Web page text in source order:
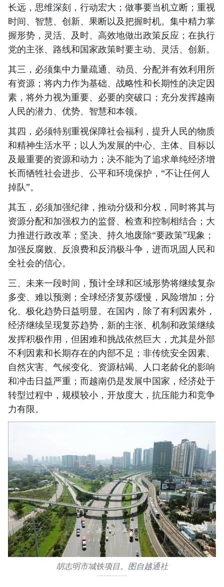
长远，思维深刻，行动宏大；做事要当机立断；重视
时间、智慧、创新、果断以及把握时机。集中精力掌
握形势，灵活、及时、高效地做出政策反应；在执行
党的主张、路线和国家政策时要主动、灵活、创新。
其三，必须集中力量疏通、动员、分配并有效利用所
有资源；将内力作为基础、战略性和长期性的决定因
素，将外力视为重要、必要的突破口；充分发挥越南
人民的潜力、优势、智慧和本领。
其四，必须特别重视保障社会福利，提升人民的物质
和精神生活水平；以人为发展的中心、主体、目标以
及最重要的资源和动力；决不能为了追求单纯经济增
长而牺牲社会进步、公平和环境保护，“不让任何人
掉队”。
其五，必须加强纪律，推动分级和分权，同时将其与
资源分配和加强权力的监督、检查和控制相结合；大
力推进行政改革；坚决、持久地废除“要政策”现象；
加强反腐败、反浪费和反消极斗争，进而巩固人民和
全社会的信心。
三、未来一段时间，预计全球和区域形势将继续复杂
多变、难以预测；全球经济复苏缓慢，风险增加；分
化、极化趋势日益明显。在国内，除了有利因素外，
经济继续呈现复苏趋势，新的主张、机制和政策继续
发挥积极作用，但困难和挑战依然巨大，尤其是外部
不利因素和长期存在的内部不足；非传统安全因素、
自然灾害、气候变化、资源枯竭、人口老龄化的影响
和冲击日益严重；而越南仍是发展中国家，经济处于
转型过程中，规模较小，开放度大，抗压能力和竞争
力有限。
胡志明市城铁项目。图自越通社